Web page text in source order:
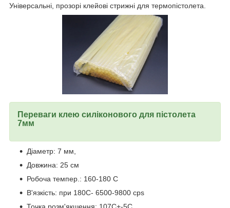
Універсальні, прозорі клейові стрижні для термопістолета.
Переваги клею силіконового для пістолета
7мм
Діаметр: 7 мм,
Довжина: 25 см
Робоча темпер.: 160-180 С
В'язкість: при 180С- 6500-9800 cps
Точка розм'якшення: 107С+-5С